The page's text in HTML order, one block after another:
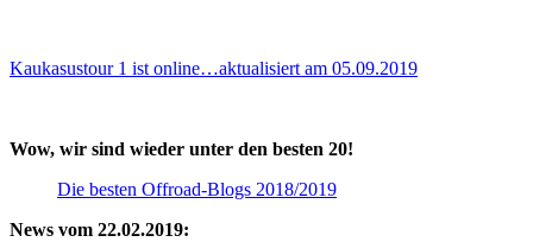
Kaukasustour 1 ist online…aktualisiert am 05.09.2019
Wow, wir sind wieder unter den besten 20!
Die besten Offroad-Blogs 2018/2019
News vom 22.02.2019: